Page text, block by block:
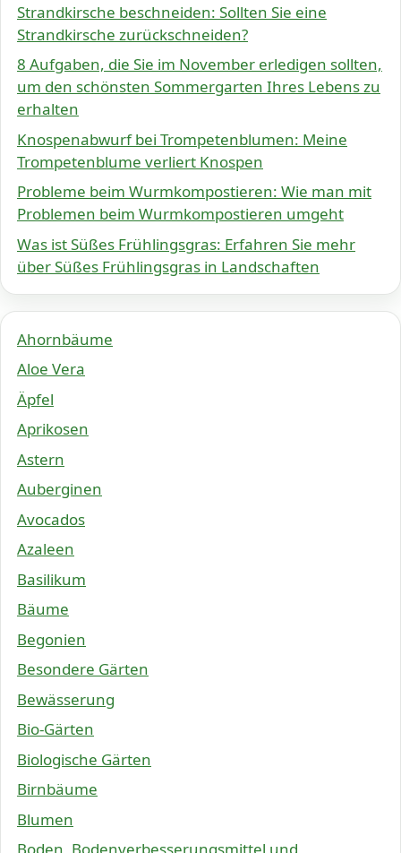
Strandkirsche beschneiden: Sollten Sie eine
Strandkirsche zurückschneiden?
8 Aufgaben, die Sie im November erledigen sollten,
um den schönsten Sommergarten Ihres Lebens zu
erhalten
Knospenabwurf bei Trompetenblumen: Meine
Trompetenblume verliert Knospen
Probleme beim Wurmkompostieren: Wie man mit
Problemen beim Wurmkompostieren umgeht
Was ist Süßes Frühlingsgras: Erfahren Sie mehr
über Süßes Frühlingsgras in Landschaften
Ahornbäume
Aloe Vera
Äpfel
Aprikosen
Astern
Auberginen
Avocados
Azaleen
Basilikum
Bäume
Begonien
Besondere Gärten
Bewässerung
Bio-Gärten
Biologische Gärten
Birnbäume
Blumen